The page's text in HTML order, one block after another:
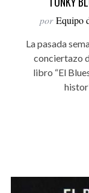
por Equipo
La pasada
conciertazo
libro “El